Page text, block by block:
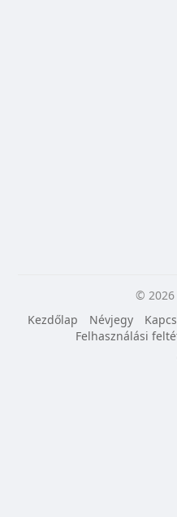
© 2026
Kezdőlap
Névjegy
Felhasználási